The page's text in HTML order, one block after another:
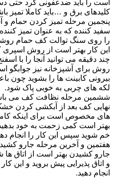
است را باید ضدعفونی کرد حتی
کلیدهای برق و …باید کاملا تمیز
پنجمین مرحله تمیز کردن حمام و
سفید کننده که به عنوان تمیز
را روی سنگ توالت کف حمام
این کار بهتر است از روش اسپری
چند دقیقه می توانید آنجا را با
روش برای آشپزخانه نیز
بیرونی کابینت ها را بشوید چون
لکه های چربی به خوبی پاک شود.
ششمین مرحله نظافت کف می
نهایی کف بعد از آبکشی کردن
های مخصوص است برای اینکه
بهتر است کمی زحمت به خود
خم شوید سپس این کار را انجام
هفتمین و آخرین مرحله جارو
جارو کشیدن بهتر است از اتاق
و اتاق پذیرایی پیش بروید و این
انجام دهید.